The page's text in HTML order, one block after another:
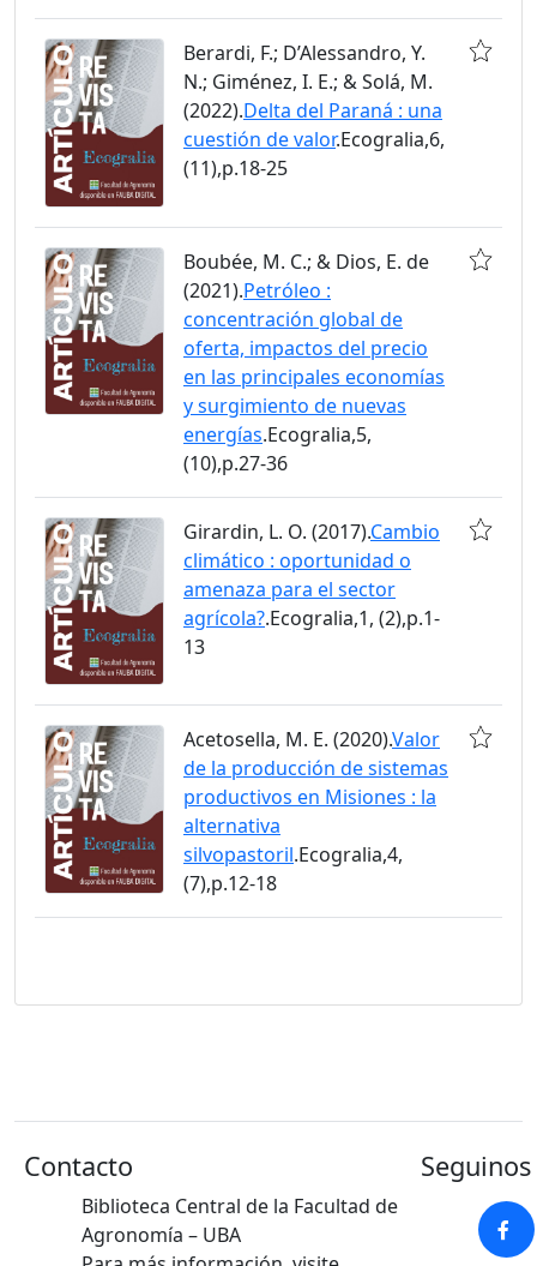
Berardi, F.; D’Alessandro, Y.
N.; Giménez, I. E.; & Solá, M.
(2022).Delta del Paraná : una
cuestión de valor.Ecogralia,6,
(11),p.18-25
Boubée, M. C.; & Dios, E. de
(2021).Petróleo :
concentración global de
oferta, impactos del precio
en las principales economías
y surgimiento de nuevas
energías.Ecogralia,5,
(10),p.27-36
Girardin, L. O. (2017).Cambio
climático : oportunidad o
amenaza para el sector
agrícola?.Ecogralia,1, (2),p.1-
13
Acetosella, M. E. (2020).Valor
de la producción de sistemas
productivos en Misiones : la
alternativa
silvopastoril.Ecogralia,4,
(7),p.12-18
Contacto
Biblioteca Central de la Facultad de
Agronomía – UBA